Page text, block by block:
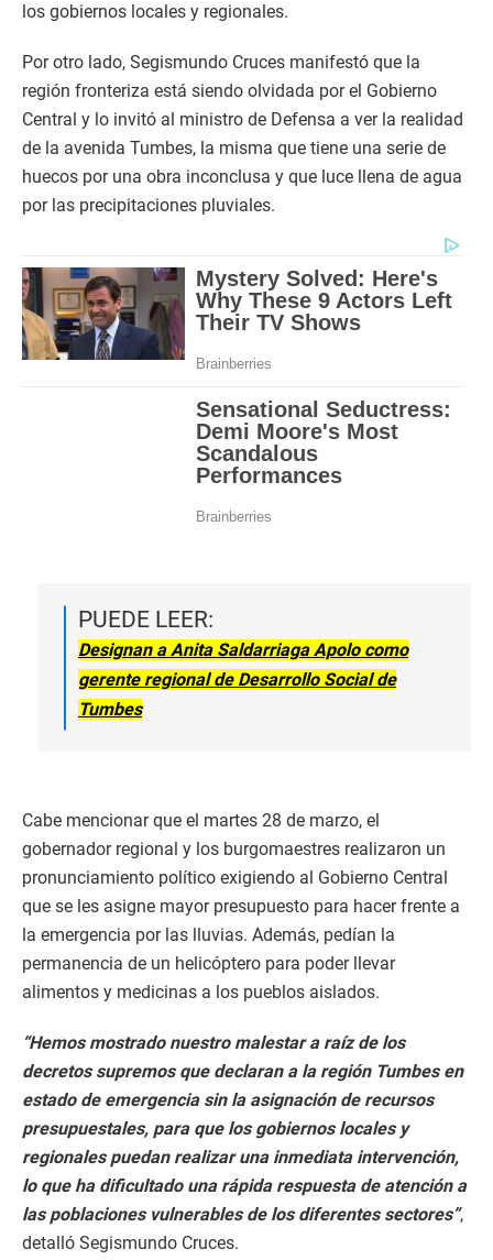
los gobiernos locales y regionales.
Por otro lado, Segismundo Cruces manifestó que la
región fronteriza está siendo olvidada por el Gobierno
Central y lo invitó al ministro de Defensa a ver la realidad
de la avenida Tumbes, la misma que tiene una serie de
huecos por una obra inconclusa y que luce llena de agua
por las precipitaciones pluviales.
PUEDE LEER:
Designan a Anita Saldarriaga Apolo como
gerente regional de Desarrollo Social de
Tumbes
Cabe mencionar que el martes 28 de marzo, el
gobernador regional y los burgomaestres realizaron un
pronunciamiento político exigiendo al Gobierno Central
que se les asigne mayor presupuesto para hacer frente a
la emergencia por las lluvias. Además, pedían la
permanencia de un helicóptero para poder llevar
alimentos y medicinas a los pueblos aislados.
“Hemos mostrado nuestro malestar a raíz de los
decretos supremos que declaran a la región Tumbes en
estado de emergencia sin la asignación de recursos
presupuestales, para que los gobiernos locales y
regionales puedan realizar una inmediata intervención,
lo que ha dificultado una rápida respuesta de atención a
las poblaciones vulnerables de los diferentes sectores”,
detalló Segismundo Cruces.